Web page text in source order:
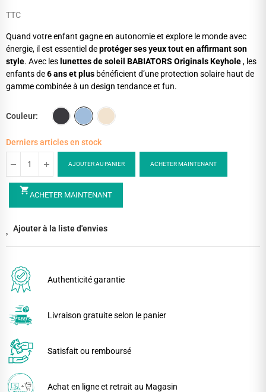
TTC
Quand votre enfant gagne en autonomie et explore le monde avec
énergie, il est essentiel deprotéger ses yeux tout en affirmant son
style. Avec les lunettes de soleil BABIATORS Originals Keyhole, les
enfants de6 ans et plus bénéficient d’une protection solaire haut de
gamme combinée à un design tendance et fun.
Couleur
Derniers articles en stock
AJOUTER AU PANIER ACHETER MAINTENANT
shopping_cartACHETER MAINTENANT
Ajouter à la liste d'envies
Authenticité garantie
Livraison gratuite selon le panier
Satisfait ou remboursé
Achat en ligne et retrait au Magasin